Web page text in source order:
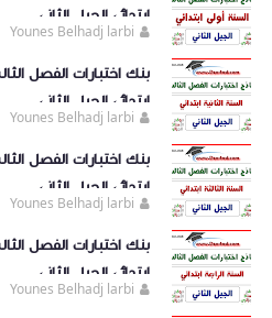
ابتدائي الجيل الثاني
Younes Belhadj larbi
بنك اختبارات الفصل
ابتدائي الجيل الثاني
Younes Belhadj larbi
بنك اختبارات الفصل
ابتدائي الجيل الثاني
Younes Belhadj larbi
بنك اختبارات الفصل
ابتدائي الجيل الثاني
Younes Belhadj larbi